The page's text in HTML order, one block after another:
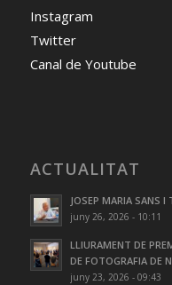
Instagram
Twitter
Canal de Youtube
ACTUALITAT
JOSEP MARIA SANS I
juny 26, 2026 - 10:11
LLIURAMENT DE
DE FOTOGRAFIA DE
juny 23, 2026 - 09:43